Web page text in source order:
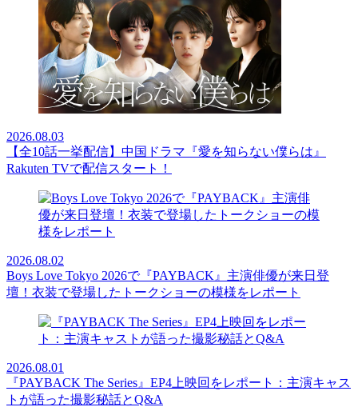
2026.08.03
【全10話一挙配信】中国ドラマ『愛を知らない僕らは』
Rakuten TVで配信スタート！
2026.08.02
Boys Love Tokyo 2026で『PAYBACK』主演俳優が来日登
壇！衣装で登場したトークショーの模様をレポート
2026.08.01
『PAYBACK The Series』EP4上映回をレポート：主演キャス
トが語った撮影秘話とQ&A